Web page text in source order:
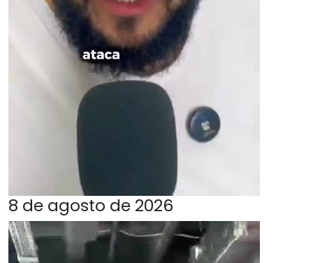
8 de agosto de 2026